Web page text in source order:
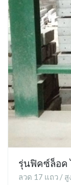
รุ่นฟิคซ์ล็อค
ลวด 17 แถว /